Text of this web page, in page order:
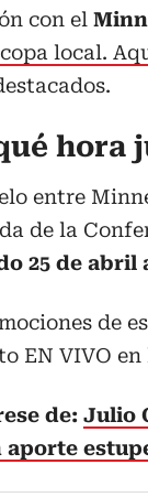
con el
local.
hora
entre
de la
25 de abril
de
EN VIVO
de: Julio
aporte